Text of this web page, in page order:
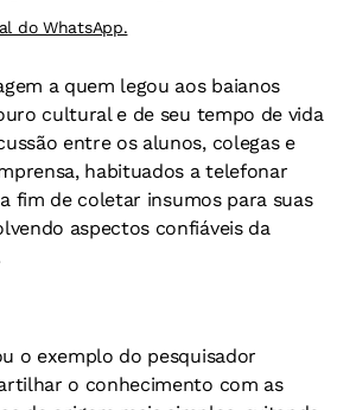
do WhatsApp.
a quem legou aos baianos
cultural e de seu tempo de vida
entre os alunos, colegas e
habituados a telefonar
fim de coletar insumos para suas
aspectos confiáveis da
o exemplo do pesquisador
o conhecimento com as